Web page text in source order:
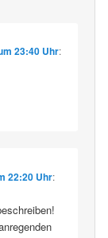
23:40 Uhr:
22:20 Uhr: